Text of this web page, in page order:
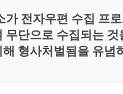
가 전자우편 수집 프
무단으로 수집되는 것
형사처벌됨을 유념